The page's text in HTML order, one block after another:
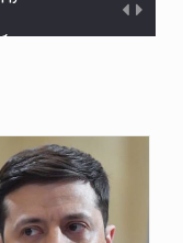
Україна пройшла рекордну серпневу спеку без відключень – Шмигаль
ЄС надав Україні додаткові €30 млн на відновлення енергетики